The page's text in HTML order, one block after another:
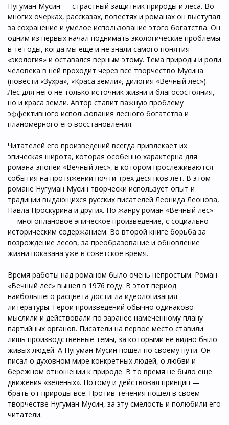
Нугуман Мусин — страстный защитник природы и леса. Во
многих очерках, рассказах, повестях и романах он выступал
за сохранение и умелое использование этого богатства. Он
одним из первых начал поднимать экологические проблемы
в те годы, когда мы еще и не знали самого понятия
«экология» и оставался верным этому. Тема природы и роли
человека в ней проходит через все творчество Мусина
(повести «Зухра», «Краса земли», дилогия «Вечный лес»).
Лес для него не только источник жизни и благосостояния,
но и краса земли. Автор ставит важную проблему
эффективного использования лесного богатства и
планомерного его восстановления.
Читателей его произведений всегда привлекает их
эпическая широта, которая особенно характерна для
романа-эпопеи «Вечный лес», в котором прослеживаются
события на протяжении почти трех десятков лет. В этом
романе Нугуман Мусин творчески использует опыт и
традиции выдающихся русских писателей Леонида Леонова,
Павла Проскурина и других. По жанру роман «Вечный лес»
— многоплановое эпическое произведение, с социально-
историческим содержанием. Во второй книге борьба за
возрождение лесов, за преобразование и обновление
жизни показана уже в советское время.
Время работы над романом было очень непростым. Роман
«Вечный лес» вышел в 1976 году. В этот период
наибольшего расцвета достигла идеологизация
литературы. Герои произведений обычно одинаково
мыслили и действовали по заранее намеченному плану
партийных органов. Писатели на первое место ставили
лишь производственные темы, за которыми не видно было
живых людей. А Нугуман Мусин пошел по своему пути. Он
писал о духовном мире конкретных людей, о любви и
бережном отношении к природе. В то время не было еще
движения «зеленых». Потому и действовал принцип —
брать от природы все. Против течения пошел в своем
творчестве Нугуман Мусин, за эту смелость и полюбили его
читатели.